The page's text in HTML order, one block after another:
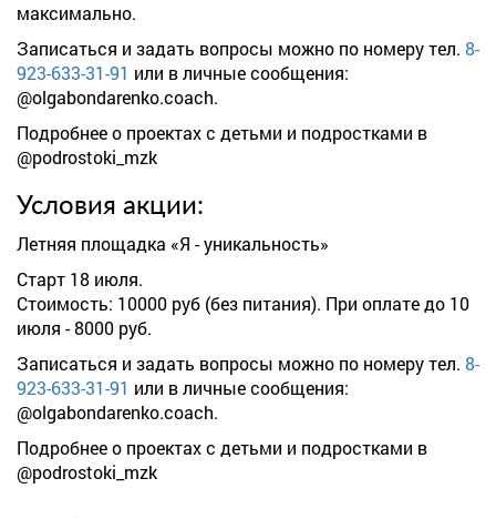
максимально.
Записаться и задать вопросы можно по номеру тел. 8-
923-633-31-91 или в личные сообщения:
@olgabondarenko.coach.
Подробнее о проектах с детьми и подростками в
@podrostoki_mzk
Условия акции:
Летняя площадка «Я - уникальность»
Старт 18 июля.
Стоимость: 10000 руб (без питания). При оплате до 10
июля - 8000 руб.
Записаться и задать вопросы можно по номеру тел. 8-
923-633-31-91 или в личные сообщения:
@olgabondarenko.coach.
Подробнее о проектах с детьми и подростками в
@podrostoki_mzk